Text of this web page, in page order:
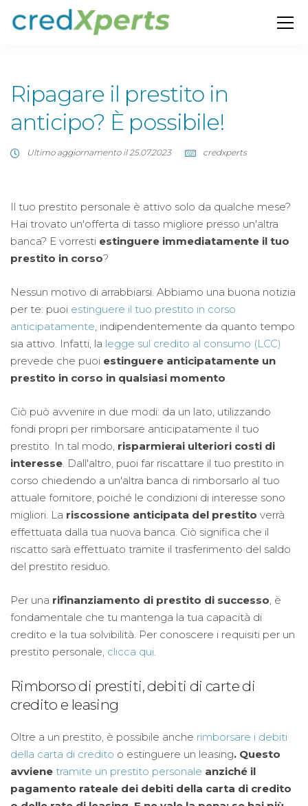
Ripagare il prestito in
anticipo? È possibile!
Ultimo aggiornamento il 25.07.2023 credxperts
Il tuo prestito personale è attivo solo da qualche mese?
Hai trovato un'offerta di tasso migliore presso un'altra
banca? E vorresti estinguere immediatamente il tuo
prestito in corso?
Nessun motivo di arrabbiarsi. Abbiamo una buona notizia
per te: puoi estinguere il tuo prestito in corso
anticipatamente, indipendentemente da quanto tempo
sia attivo. Infatti, la legge sul credito al consumo (LCC)
prevede che puoi estinguere anticipatamente un
prestito in corso in qualsiasi momento.
Ciò può avvenire in due modi: da un lato, utilizzando
fondi propri per rimborsare anticipatamente il tuo
prestito. In tal modo, risparmierai ulteriori costi di
interesse. Dall'altro, puoi far riscattare il tuo prestito in
corso chiedendo a un'altra banca di rimborsarlo al tuo
attuale fornitore, poiché le condizioni di interesse sono
migliori. La riscossione anticipata del prestito verrà
effettuata dalla tua nuova banca. Ciò significa che il
riscatto sarà effettuato tramite il trasferimento del saldo
del prestito residuo.
Per una rifinanziamento di prestito di successo, è
fondamentale che tu mantenga la tua capacità di
credito e la tua solvibilità. Per conoscere i requisiti per un
prestito personale, clicca qui.
Rimborso di prestiti, debiti di carte di
credito e leasing
Oltre a un prestito, è possibile anche rimborsare i debiti
della carta di credito o estinguere un leasing. Questo
avviene tramite un prestito personale anziché il
pagamento rateale dei debiti della carta di credito